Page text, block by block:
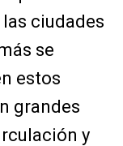
ciudades
se
estos
grandes
y